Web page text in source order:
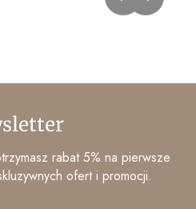
rabat 5% na pierwsze
ofert i promocji.